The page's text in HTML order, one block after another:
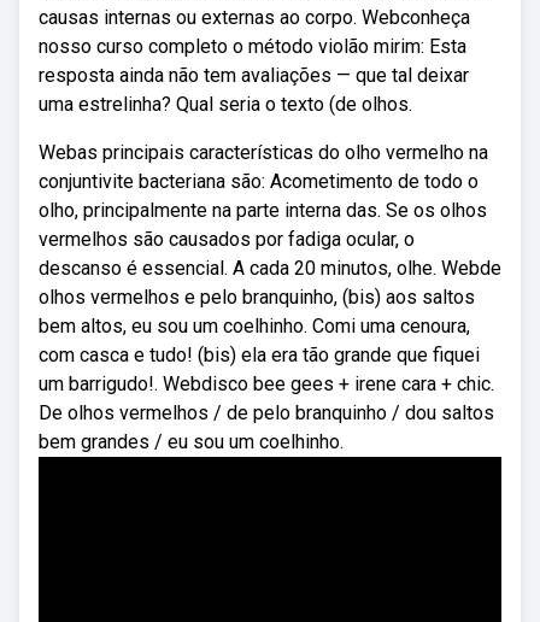
causas internas ou externas ao corpo. Webconheça
nosso curso completo o método violão mirim: Esta
resposta ainda não tem avaliações — que tal deixar
uma estrelinha? Qual seria o texto (de olhos.
Webas principais características do olho vermelho na
conjuntivite bacteriana são: Acometimento de todo o
olho, principalmente na parte interna das. Se os olhos
vermelhos são causados por fadiga ocular, o
descanso é essencial. A cada 20 minutos, olhe. Webde
olhos vermelhos e pelo branquinho, (bis) aos saltos
bem altos, eu sou um coelhinho. Comi uma cenoura,
com casca e tudo! (bis) ela era tão grande que fiquei
um barrigudo!. Webdisco bee gees + irene cara + chic.
De olhos vermelhos / de pelo branquinho / dou saltos
bem grandes / eu sou um coelhinho.